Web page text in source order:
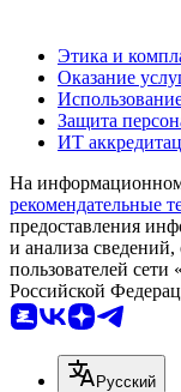
Этика и
Оказание
Защита
ИТ
На информационном
рекомендательные
предоставления
и анализа
пользователей
Российской
Русский